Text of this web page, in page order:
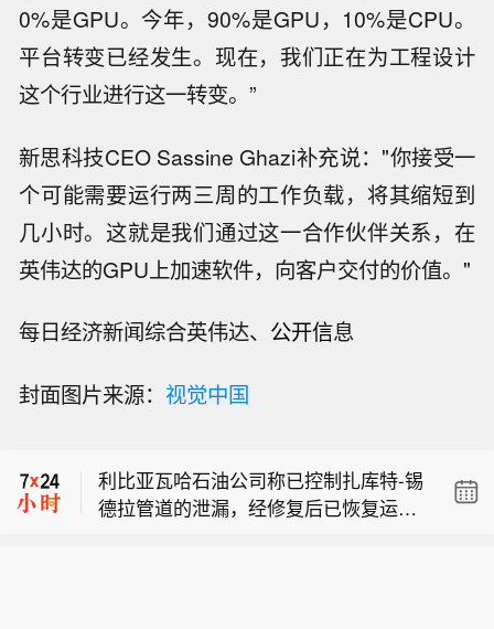
0%是GPU。今年，90%是GPU，10%是CPU。
平台转变已经发生。现在，我们正在为工程设计
这个行业进行这一转变。”
新思科技CEO Sassine Ghazi补充说："你接受一
个可能需要运行两三周的工作负载，将其缩短到
几小时。这就是我们通过这一合作伙伴关系，在
英伟达的GPU上加速软件，向客户交付的价值。"
每日经济新闻综合英伟达、 公开信息
封面图片来源： 视觉中国
利比亚瓦哈石油公司称已控制扎库特-锡
德拉管道的泄漏，经修复后已恢复运
的行动。
利比亚瓦哈石油公司称已控制扎库特-锡
德拉管道的泄漏，经修复后已恢复运